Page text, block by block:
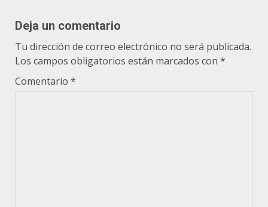
Deja un comentario
Tu dirección de correo electrónico no será publicada.
Los campos obligatorios están marcados con *
Comentario *